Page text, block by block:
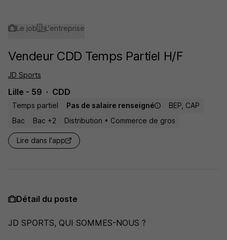
Le job L'entreprise
Vendeur CDD Temps Partiel H/F
JD Sports
Lille - 59 CDD
Temps partiel Pas de salaire renseigné
BEP, CAP
Bac
Bac +2 Distribution • Commerce de gros
Lire dans l'app
Détail du poste
JD SPORTS, QUI SOMMES-NOUS ?